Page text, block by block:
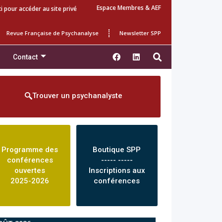
pour accéder au site privé Espace Membres & AEF
Revue Française de Psychanalyse Newsletter SPP
Contact
Trouver un psychanalyste
Programme des
conférences
ouvertes
2025-2026
Boutique SPP
----- -----
Inscriptions aux
conférences